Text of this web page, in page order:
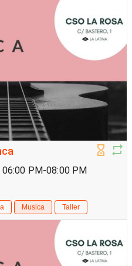
06:00 PM-08:00 PM
Musica Taller